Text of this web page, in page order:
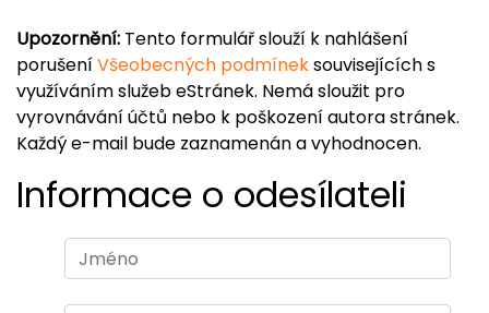
Upozornění: Tento formulář slouží k nahlášení
porušeníVšeobecných podmíneksouvisejících s
využíváním služeb eStránek. Nemá sloužit pro
vyrovnávání účtů nebo k poškození autora stránek.
Každý e-mail bude zaznamenán a vyhodnocen.
Informace o odesílateli